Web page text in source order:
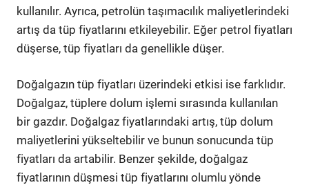
kullanılır. Ayrıca, petrolün taşımacılık maliyetlerindeki
artış da tüp fiyatlarını etkileyebilir. Eğer petrol fiyatları
düşerse, tüp fiyatları da genellikle düşer.
Doğalgazın tüp fiyatları üzerindeki etkisi ise farklıdır.
Doğalgaz, tüplere dolum işlemi sırasında kullanılan
bir gazdır. Doğalgaz fiyatlarındaki artış, tüp dolum
maliyetlerini yükseltebilir ve bunun sonucunda tüp
fiyatları da artabilir. Benzer şekilde, doğalgaz
fiyatlarının düşmesi tüp fiyatlarını olumlu yönde